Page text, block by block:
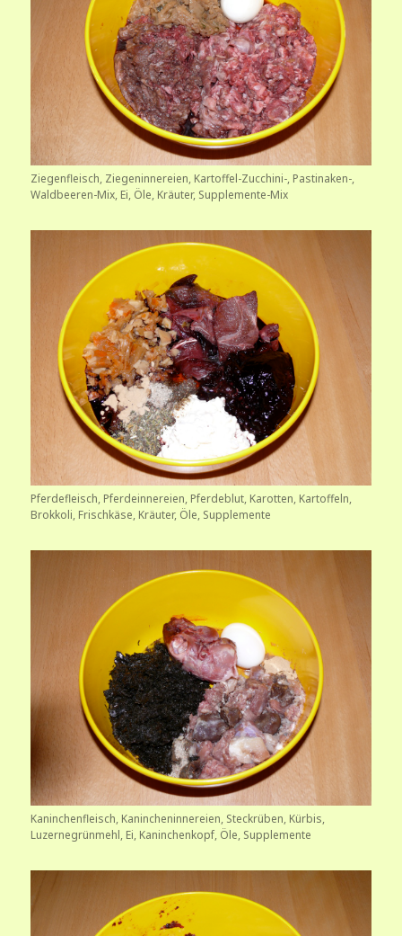
Ziegenfleisch, Ziegeninnereien, Kartoffel-Zucchini-, Pastinaken-,
Waldbeeren-Mix, Ei, Öle, Kräuter, Supplemente-Mix
Pferdefleisch, Pferdeinnereien, Pferdeblut, Karotten, Kartoffeln,
Brokkoli, Frischkäse, Kräuter, Öle, Supplemente
Kaninchenfleisch, Kanincheninnereien, Steckrüben, Kürbis,
Luzernegrünmehl, Ei, Kaninchenkopf, Öle, Supplemente